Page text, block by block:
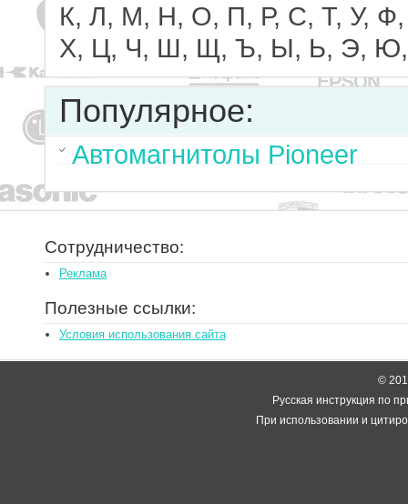
К, Л, М, Н, О, П, Р, С, Т, У, Ф,
Х, Ц, Ч, Ш, Щ, Ъ, Ы, Ь, Э,
Популярное:
Автомагнитолы Pioneer
Сотрудничество:
Реклама
Полезные ссылки:
Условия использования сайта
©
Русская инструкция по
При использовании и